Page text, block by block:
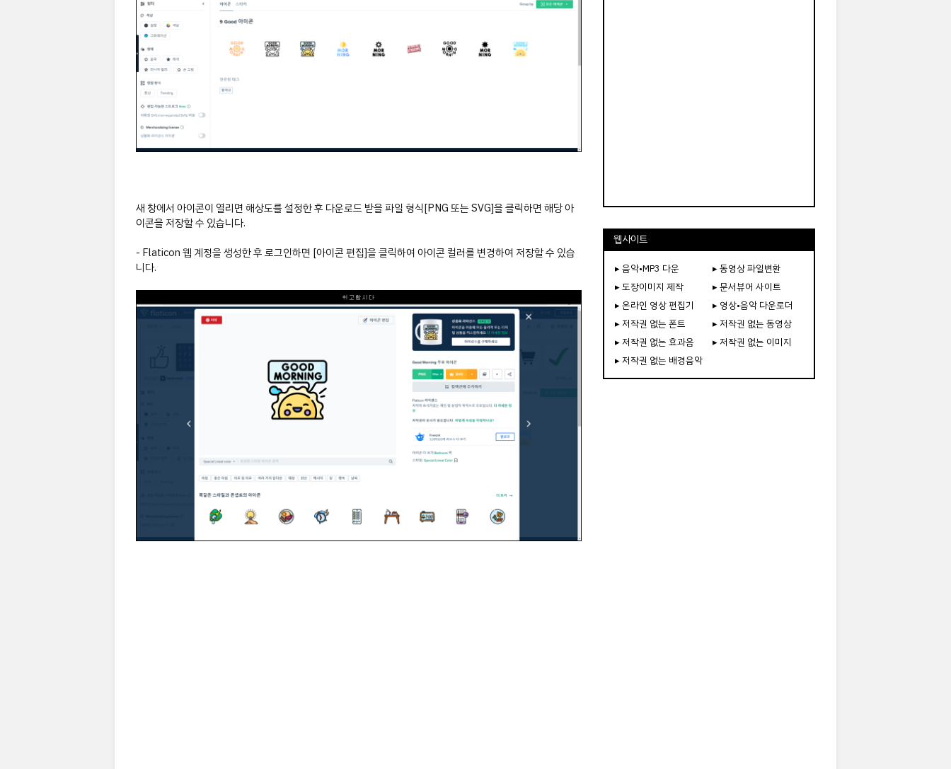
새 창에서 아이콘이 열리면 해상도를 설정한 후 다운로드 받을 파일 형식[PNG 또는 SVG]을 클릭하면 해당 아
이콘을 저장할 수 있습니다.
- Flaticon 웹 계정을 생성한 후 로그인하면 [아이콘 편집]을 클릭하여 아이콘 컬러를 변경하여 저장할 수 있습
니다.
웹사이트
▸ 음악•MP3 다운
▸ 동영상 파일변환
▸ 도장이미지 제작
▸ 문서뷰어 사이트
▸ 온라인 영상 편집기
▸ 영상•음악 다운로더
▸ 저작권 없는 폰트
▸ 저작권 없는 동영상
▸ 저작권 없는 효과음
▸ 저작권 없는 이미지
▸ 저작권 없는 배경음악